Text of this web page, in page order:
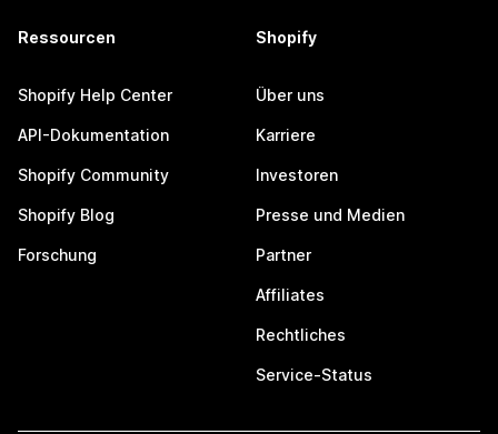
Ressourcen
Shopify Help Center
API-Dokumentation
Shopify Community
Shopify Blog
Forschung
Shopify
Über uns
Karriere
Investoren
Presse und Medien
Partner
Affiliates
Rechtliches
Service-Status